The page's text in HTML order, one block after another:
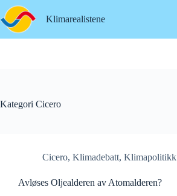
Hopp
til
innholdet
Klimarealistene
Kategori Cicero
Cicero, Klimadebatt, Klimapolitikk
Avløses Oljealderen av Atomalderen?